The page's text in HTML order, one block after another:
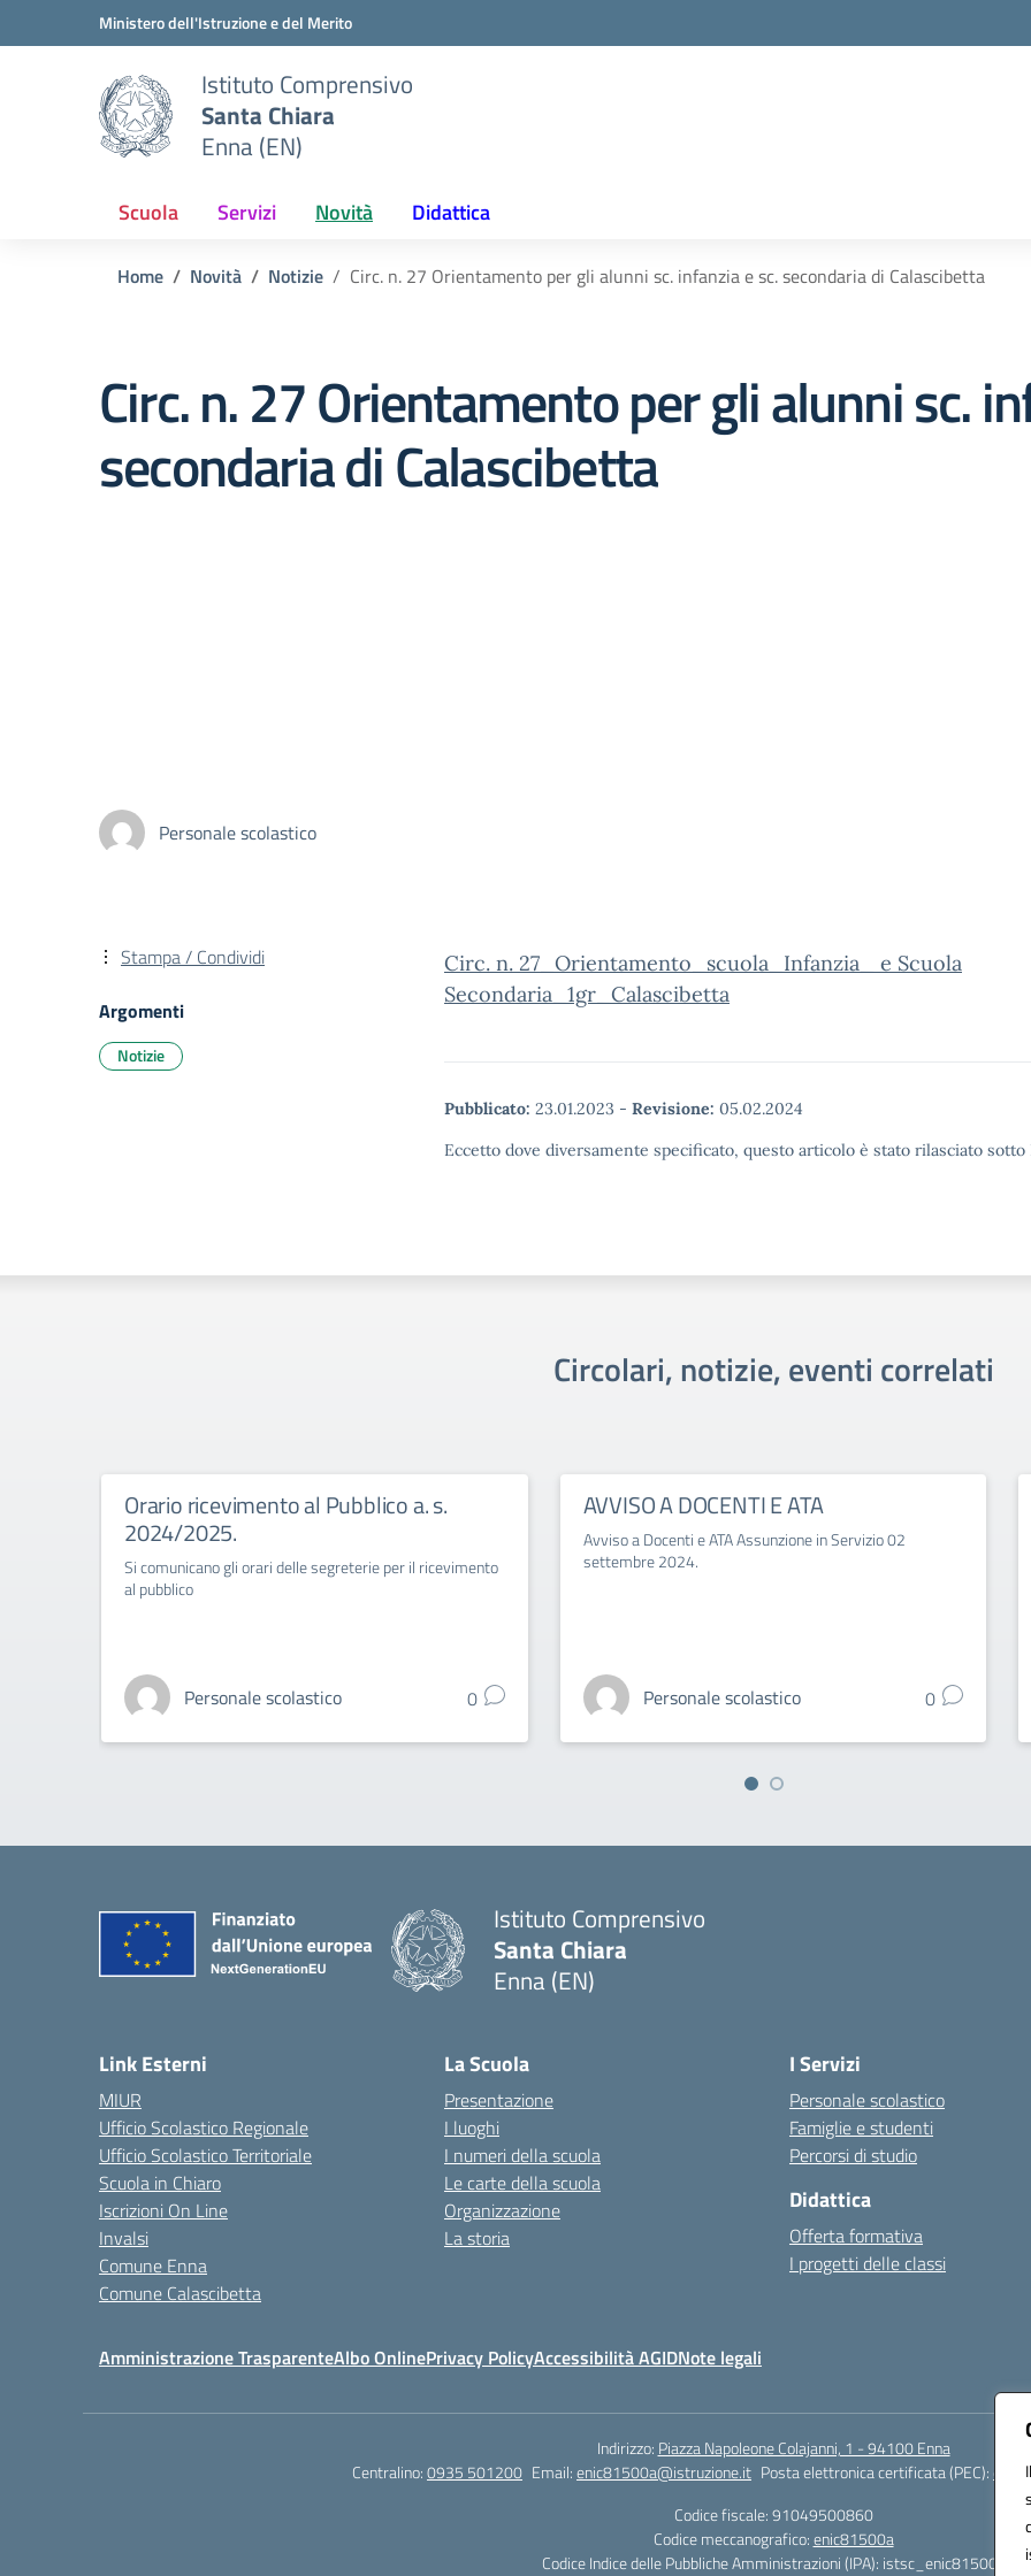
Vai ai contenuti
Vai al menu di navigazioneMinistero dell'Istruzione e del Merito
Istituto Comprensivo
Santa Chiara
Enna (EN)
Scuola Servizi Novità Didattica
Home Novità Notizie Circ. n. 27 Orientamento per gli alunni sc. infanzia e sc. secondaria di Calascibetta
Circ. n. 27 Orientamento per gli alunni sc.
secondaria di Calascibetta
Personale scolastico
Circ. n. 27_Orientamento_scuola_Infanzia_ e Scuola
Secondaria_1gr_Calascibetta
Pubblicato: 23.01.2023 - Revisione: 05.02.2024
Eccetto dove diversamente specificato, questo articolo è stato rilasciato
Stampa / Condividi
Argomenti
Notizie
Circolari, notizie, eventi correlati
Orario ricevimento al Pubblico a. s.
2024/2025.
Si comunicano gli orari delle segreterie per il ricevimento
al pubblico
Personale scolastico 0
AVVISO A DOCENTI E ATA
Avviso a Docenti e ATA Assunzione in Servizio 02
settembre 2024.
Personale scolastico 0
Istituto Comprensivo
Santa Chiara
Enna (EN)
Link Esterni
MIUR
Ufficio Scolastico Regionale
Ufficio Scolastico Territoriale
Scuola in Chiaro
Iscrizioni On Line
Invalsi
Comune Enna
Comune Calascibetta
La Scuola
Presentazione
I luoghi
I numeri della scuola
Le carte della scuola
Organizzazione
La storia
I Servizi
Personale scolastico
Famiglie e studenti
Percorsi di studio
Didattica
Offerta formativa
I progetti delle classi
Amministrazione TrasparenteAlbo OnlinePrivacy PolicyAccessibilità AGIDNote legali
Indirizzo: Piazza Napoleone Colajanni, 1 - 94100 Enna
Centralino:0935 501200 Email:enic81500a@istruzione.it Posta elettronica certificata (PEC):
Codice fiscale: 91049500860
Codice meccanografico:enic81500a
Codice Indice delle Pubbliche Amministrazioni (IPA): istsc_enic81500a